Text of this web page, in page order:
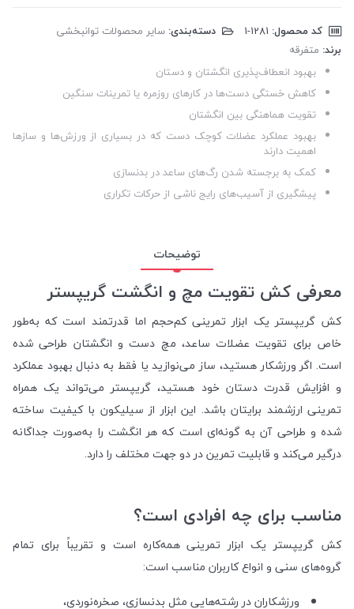
کد محصول: دسته‌بندی: سایر محصولات توانبخشی
برند: متفرقه
بهبود انعطاف‌پذیری انگشتان و دستان
کاهش خستگی دست‌ها در کارهای روزمره یا تمرینات سنگین
تقویت هماهنگی بین انگشتان
بهبود عملکرد عضلات کوچک دست که در بسیاری از ورزش‌ها و سازها
اهمیت دارند
کمک به برجسته شدن رگ‌های ساعد در بدنسازی
پیشگیری از آسیب‌های رایج ناشی از حرکات تکراری
توضیحات
معرفی کش تقویت مچ و انگشت گریپستر
کش گریپستر یک ابزار تمرینی کم‌حجم اما قدرتمند است که به‌طور
خاص برای تقویت عضلات ساعد، مچ دست و انگشتان طراحی شده
است. اگر ورزشکار هستید، ساز می‌نوازید یا فقط به دنبال بهبود عملکرد
و افزایش قدرت دستان خود هستید، گریپستر می‌تواند یک همراه
تمرینی ارزشمند برایتان باشد. این ابزار از سیلیکون با کیفیت ساخته
شده و طراحی آن به گونه‌ای است که هر انگشت را به‌صورت جداگانه
درگیر می‌کند و قابلیت تمرین در دو جهت مختلف را دارد.
مناسب برای چه افرادی است؟
کش گریپستر یک ابزار تمرینی همه‌کاره است و تقریباً برای تمام
گروه‌های سنی و انواع کاربران مناسب است:
ورزشکاران در رشته‌هایی مثل بدنسازی، صخره‌نوردی،